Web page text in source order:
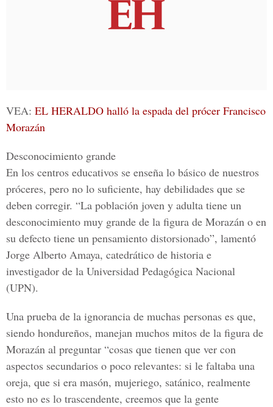
VEA: EL HERALDO halló la espada del prócer Francisco
Morazán
Desconocimiento grande
En los centros educativos se enseña lo básico de nuestros
próceres, pero no lo suficiente, hay debilidades que se
deben corregir. “La población joven y adulta tiene un
desconocimiento muy grande de la figura de Morazán o en
su defecto tiene un pensamiento distorsionado”, lamentó
Jorge Alberto Amaya, catedrático de historia e
investigador de la Universidad Pedagógica Nacional
(UPN).
Una prueba de la ignorancia de muchas personas es que,
siendo hondureños, manejan muchos mitos de la figura de
Morazán al preguntar “cosas que tienen que ver con
aspectos secundarios o poco relevantes: si le faltaba una
oreja, que si era masón, mujeriego, satánico, realmente
esto no es lo trascendente, creemos que la gente